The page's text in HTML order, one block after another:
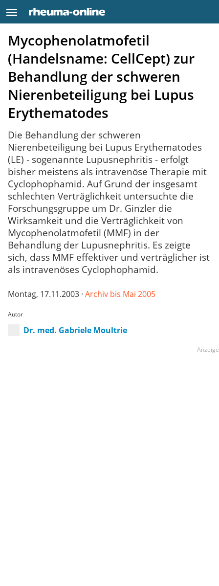
Mycophenolatmofetil
(Handelsname: CellCept) zur
Behandlung der schweren
Nierenbeteiligung bei Lupus
Erythematodes
Die Behandlung der schweren
Nierenbeteiligung bei Lupus Erythematodes
(LE) - sogenannte Lupusnephritis - erfolgt
bisher meistens als intravenöse Therapie mit
Cyclophophamid. Auf Grund der insgesamt
schlechten Verträglichkeit untersuchte die
Forschungsgruppe um Dr. Ginzler die
Wirksamkeit und die Verträglichkeit von
Mycophenolatmofetil (MMF) in der
Behandlung der Lupusnephritis. Es zeigte
sich, dass MMF effektiver und verträglicher ist
als intravenöses Cyclophophamid.
Montag, 17.11.2003 · Archiv bis Mai 2005
Autor
Dr. med. Gabriele Moultrie